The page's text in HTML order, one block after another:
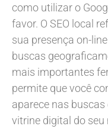
como utilizar o
favor. O SEO local
sua presença on-
buscas
mais importantes
permite que você
aparece nas buscas
vitrine digital do